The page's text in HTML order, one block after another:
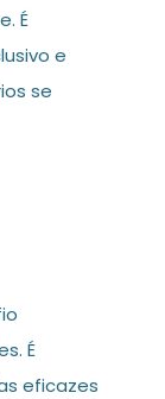
É
e
se
É
eficazes